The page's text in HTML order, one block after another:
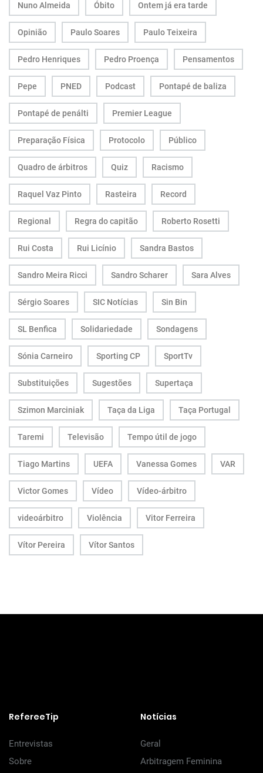
Nuno Almeida Óbito Ontem já era tarde
Opinião Paulo Soares Paulo Teixeira
Pedro Henriques Pedro Proença Pensamentos
Pepe PNED Podcast Pontapé de baliza
Pontapé de penálti Premier League
Preparação Física Protocolo Público
Quadro de árbitros Quiz Racismo
Raquel Vaz Pinto Rasteira Record
Regional Regra do capitão Roberto Rosetti
Rui Costa Rui Licínio Sandra Bastos
Sandro Meira Ricci Sandro Scharer Sara Alves
Sérgio Soares SIC Notícias Sin Bin
SL Benfica Solidariedade Sondagens
Sónia Carneiro Sporting CP SportTv
Substituições Sugestões Supertaça
Szimon Marciniak Taça da Liga Taça Portugal
Taremi Televisão Tempo útil de jogo
Tiago Martins UEFA Vanessa Gomes VAR
Victor Gomes Vídeo Vídeo-árbitro
videoárbitro Violência Vitor Ferreira
Vítor Pereira Vítor Santos
RefereeTip
Entrevistas
Sobre
Notícias
Geral
Arbitragem Feminina